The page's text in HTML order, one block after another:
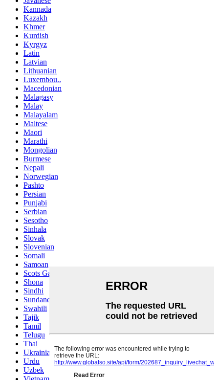
Kannada
Kazakh
Khmer
Kurdish
Kyrgyz
Latin
Latvian
Lithuanian
Luxembou..
Macedonian
Malagasy
Malay
Malayalam
Maltese
Maori
Marathi
Mongolian
Burmese
Nepali
Norwegian
Pashto
Persian
Punjabi
Serbian
Sesotho
Sinhala
Slovak
Slovenian
Somali
Samoan
Scots Gaelic
Shona
Sindhi
Sundanese
Swahili
Tajik
Tamil
Telugu
Thai
Ukrainian
Urdu
Uzbek